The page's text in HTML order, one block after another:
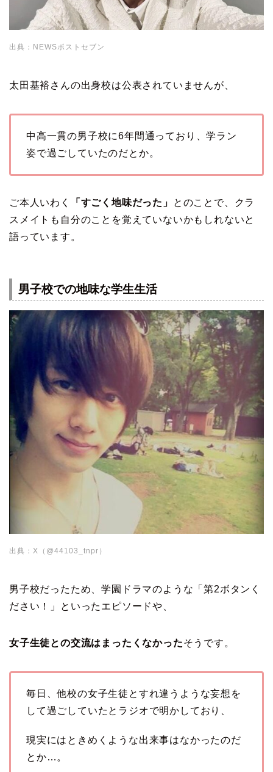
出典：NEWSポストセブン
太田基裕さんの出身校は公表されていませんが、
中高一貫の男子校に6年間通っており、学ラン
姿で過ごしていたのだとか。
ご本人いわく 「すごく地味だった」
とのことで、クラ
スメイトも自分のことを覚えていないかもしれないと
語っています。
男子校での地味な学生生活
出典：X（@44103_tnpr）
男子校だったため、学園ドラマのような「第2ボタンく
ださい！」といったエピソードや、
女子生徒との交流はまったくなかったそうです。
毎日、他校の女子生徒とすれ違うような妄想を
して過ごしていたとラジオで明かしており、
現実にはときめくような出来事はなかったのだ
とか…。